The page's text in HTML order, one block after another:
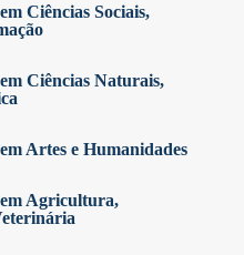
Ciências Sociais,
Ciências Naturais,
Artes e Humanidades
Agricultura,